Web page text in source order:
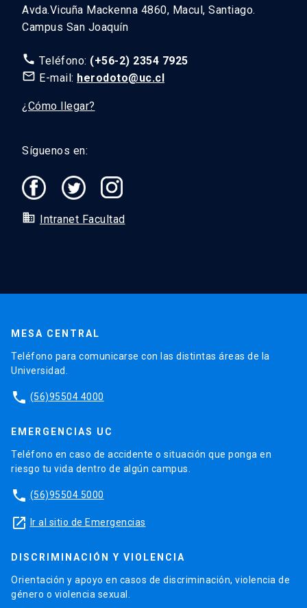
Avda.Vicuña Mackenna 4860, Macul, Santiago.
Campus San Joaquín
call Teléfono: (+56-2) 2354 7925
mail_outline E-mail: herodoto@uc.cl
¿Cómo llegar?
Síguenos en:
domain Intranet Facultad
MESA CENTRAL
Teléfono para comunicarse con las distintas áreas de la
Universidad.
phone (56)95504 4000
EMERGENCIAS UC
Teléfono en caso de accidente o situación que ponga en
riesgo tu vida dentro de algún campus.
phone (56)95504 5000
launch Ir al sitio de Emergencias
DISCRIMINACIÓN Y VIOLENCIA
Orientación y apoyo en casos de discriminación, violencia de
género o violencia sexual.